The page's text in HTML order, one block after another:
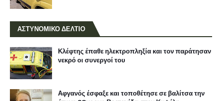
ΑΣΤΥΝΟΜΙΚΟ ΔΕΛΤΙΟ
Κλέφτης έπαθε ηλεκτροπληξία και τον παράτησαν
νεκρό οι συνεργοί του
Αφγανός έσφαξε και τοποθέτησε σε βαλίτσα την